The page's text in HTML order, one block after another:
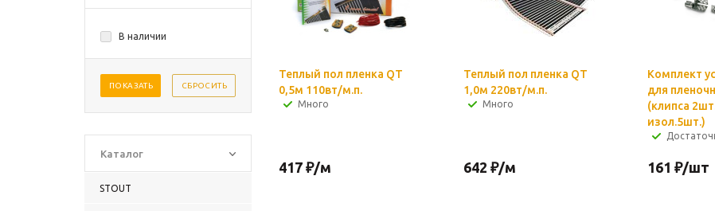
В наличии
ПОКАЗАТЬ СБРОСИТЬ
Каталог
STOUT
Теплый пол пленка QT
0,5м 110вт/м.п.
Много
417 ₽/м
Теплый пол пленка QT
1,0м 220вт/м.п.
Много
642 ₽/м
Комплект
для
(клипса
изол.5шт.)
161 ₽/шт